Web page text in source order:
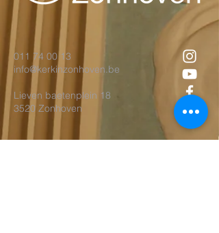
011 74 00 13
info@kerkinzonhoven.be
Lieven baetenplein 18
3520 Zonhoven